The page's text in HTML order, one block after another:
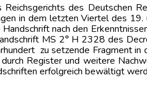
des Deutschen
in dem letzten Viertel des
nach den
MS 2° H 2328 des
zu setzende Fragment
Register und weitere
erfolgreich bewältigt